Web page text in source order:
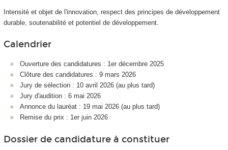
Intensité et objet de l'innovation, respect des principes de développement
durable, soutenabilité et potentiel de développement.
Calendrier
Ouverture des candidatures : 1er décembre 2025
Clôture des candidatures : 9 mars 2026
Jury de sélection : 10 avril 2026 (au plus tard)
Jury d'audition : 6 mai 2026
Annonce du lauréat : 19 mai 2026 (au plus tard)
Remise du prix : 1er juin 2026
Dossier de candidature à constituer